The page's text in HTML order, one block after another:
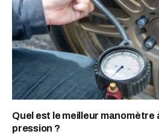
Quel est le meilleur manomètre
pression ?